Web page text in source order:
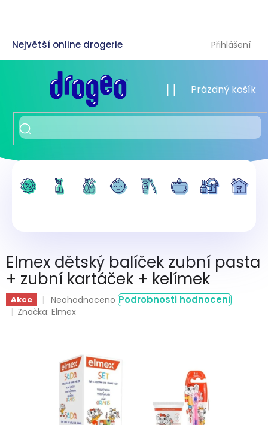
Přihlášení
NÁKUPNÍ KOŠÍK
Prázdný košík
Elmex dětský balíček zubní pasta
+ zubní kartáček + kelímek
Akce
Průměrné
hodnocení
hvězdiček.
Neohodnoceno Podrobnosti hodnocení
Značka:Elmex